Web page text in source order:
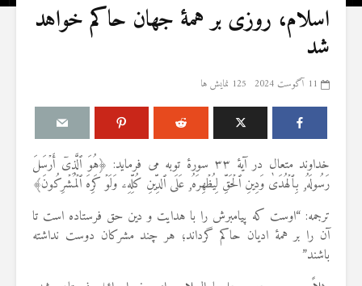
اسلام، روزی بر همهٔ جهان حاکم خواهد
شد
11 آگوست 2024 125 نمایش ها
خداوند متعال در آیهٔ ۳۳ سورهٔ توبه می فرماید: ﴿هُوَ ٱلَّذِیۤ أَرۡسَلَ
رَسُولَهُۥ بِٱلۡهُدَىٰ وَدِینِ ٱلۡحَقِّ لِیُظۡهِرَهُۥ عَلَى ٱلدِّینِ كُلِّهِۦ وَلَوۡ كَرِهَ ٱلۡمُشۡرِكُونَ﴾
ترجمه: “اوست که پیامبرش را با هدایت و دین حق فرستاده است تا
آن را بر همۀ ادیان حاکم گرداند؛ هر چند مشركان دوست نداشته
باشند”
درباره سنگ زدن به
شیطان و دویدن مردان
میان صفا و مروه
20 جولای 2026
شوهرم به سراغ زن دیگری
مقصود از
در آیه ۷۸ سوره واقعه
17 جولای 2026
18 نمایش ها
کشتن آن